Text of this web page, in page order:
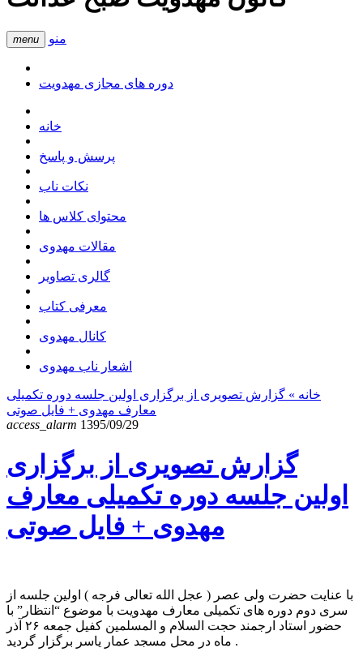
menu منو
دوره های مجازی مهدویت
خانه
پرسش و پاسخ
نکات ناب
محتوای کلاس ها
مقالات مهدوی
گالری تصاویر
معرفی کتاب
کانال مهدوی
اشعار ناب مهدوی
خانه » گزارش تصویری از برگزاری اولین جلسه دوره تکمیلی
معارف مهدوی + فایل صوتی
access_alarm 1395/09/29
گزارش تصویری از برگزاری
اولین جلسه دوره تکمیلی معارف
مهدوی + فایل صوتی
با عنایت حضرت ولی عصر ( عجل الله تعالی فرجه ) اولین جلسه از
سری دوم دوره های تکمیلی معارف مهدویت با موضوع “انتظار” با
حضور استاد ارجمند حجت السلام و المسلمین کفیل جمعه ۲۶ آذر
ماه در محل مسجد عمار یاسر برگزار گردید .